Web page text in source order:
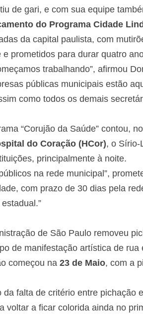
de gari, e com sua equipe
do Programa Cidade
da capital paulista, com
prometidos para durar quatro
trabalhando”, afirmou
públicas municipais estão
como todos os demais
“Corujão da Saúde” contou,
do Coração (HCor), o Sírio-
principalmente à noite.
na rede municipal”,
com prazo de 30 dias pela
de São Paulo removeu
de manifestação artística de rua
começou na 23 de Maio, com a
falta de critério entre pichação
voltar a ficar colorida ainda no